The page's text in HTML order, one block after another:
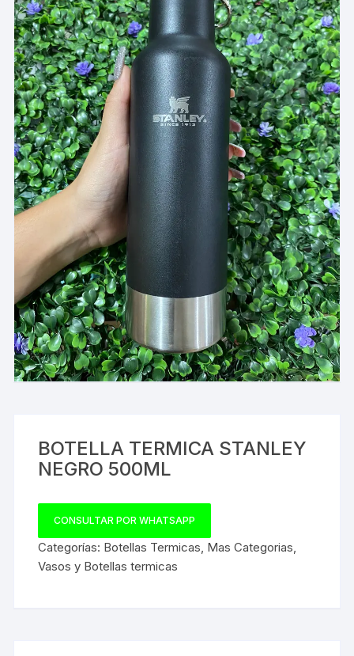
BOTELLA TERMICA STANLEY
NEGRO 500ML
CONSULTAR POR WHATSAPP
Categorías: Botellas Termicas, Mas Categorias,
Vasos y Botellas termicas